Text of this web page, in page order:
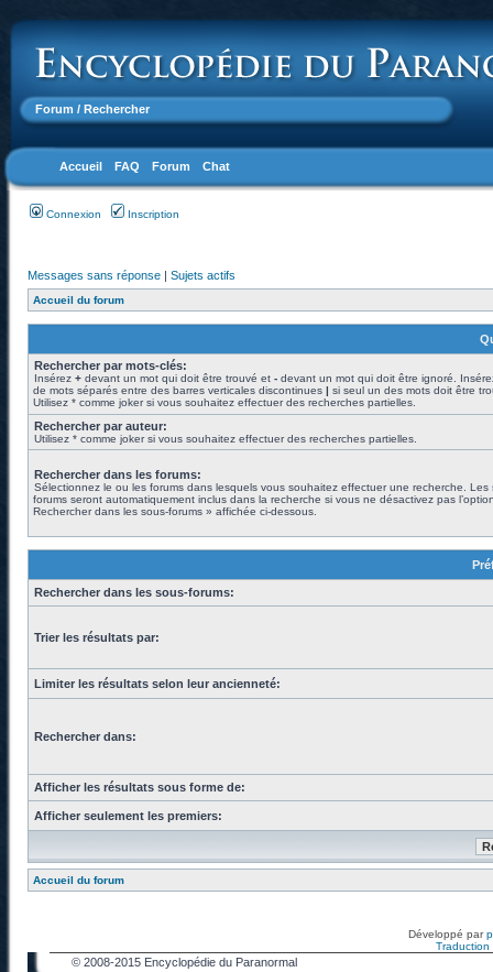
Forum / Rechercher
Accueil FAQ Forum Chat
Connexion Inscription
Messages sans réponse | Sujets actifs
Accueil du forum
Rechercher par mots-clés:
Insérez + devant un mot qui doit être trouvé et - devant un mot qui doit être ignoré.
de mots séparés entre des barres verticales discontinues | si seul un des mots doit être
Utilisez * comme joker si vous souhaitez effectuer des recherches partielles.
Rechercher par auteur:
Utilisez * comme joker si vous souhaitez effectuer des recherches partielles.
Rechercher dans les forums:
Sélectionnez le ou les forums dans lesquels vous souhaitez effectuer une recherche. Les
forums seront automatiquement inclus dans la recherche si vous ne désactivez pas
Rechercher dans les sous-forums » affichée ci-dessous.
Rechercher dans les sous-forums:
Trier les résultats par:
Limiter les résultats selon leur ancienneté:
Rechercher dans:
Afficher les résultats sous forme de:
Afficher seulement les premiers:
Accueil du forum
Développé par
Traduction
© 2008-2015 Encyclopédie du Paranormal